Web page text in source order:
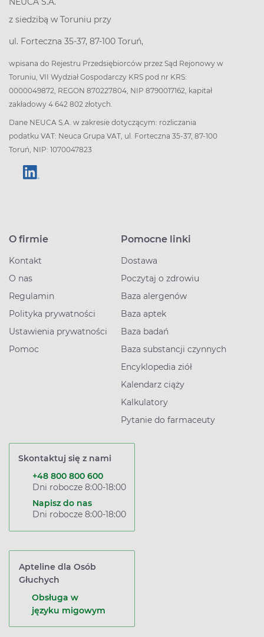
z siedzibą w Toruniu przy
ul. Forteczna 35-37, 87-100 Toruń,
wpisana do Rejestru Przedsiębiorców przez Sąd Rejonowy w
Toruniu, VII Wydział Gospodarczy KRS pod nr KRS:
0000049872, REGON 870227804, NIP 8790017162, kapitał
zakładowy 4 642 802 złotych.
Dane NEUCA S.A. w zakresie dotyczącym: rozliczania
podatku VAT: Neuca Grupa VAT, ul. Forteczna 35-37, 87-100
Toruń, NIP: 1070047823
O firmie
Kontakt
O nas
Regulamin
Polityka prywatności
Ustawienia prywatności
Pomoc
Pomocne linki
Dostawa
Poczytaj o zdrowiu
Baza alergenów
Baza aptek
Baza badań
Baza substancji czynnych
Encyklopedia ziół
Kalendarz ciąży
Kalkulatory
Pytanie do farmaceuty
Skontaktuj się z nami
+48 800 800 600
Dni robocze 8:00-18:00
Napisz do nas
Dni robocze 8:00-18:00
Apteline dla Osób
Głuchych
Obsługa w
języku migowym